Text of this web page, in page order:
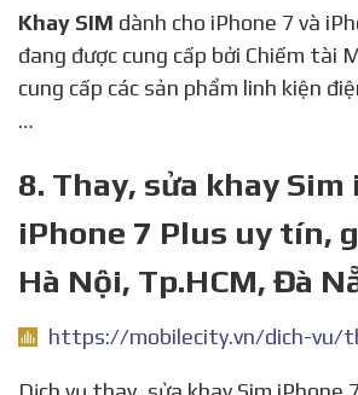
Khay SIM dành cho iPhone 7 và
đang được cung cấp bởi Chiếm tài
cung cấp các sản phẩm linh kiện
…
8. Thay, sửa khay Sim
iPhone 7 Plus uy tín,
Hà Nội, Tp.HCM, Đà